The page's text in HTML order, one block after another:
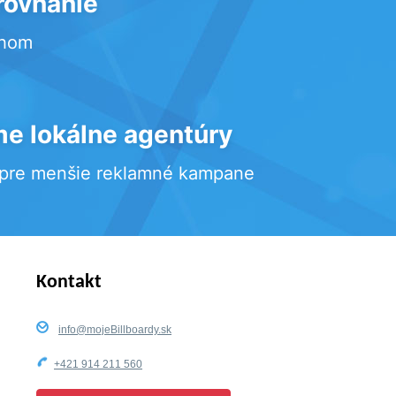
lokálne agentúry
menšie reklamné kampane
Kontakt
info@mojeBillboardy.sk
+421 914 211 560